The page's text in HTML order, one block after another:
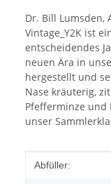
Dr. Bill Lumsden,
Vintage_Y2K ist
entscheidendes
neuen Ära in
hergestellt und
Nase kräuterig,
Pfefferminze und
unser
Wert
Abfüller: